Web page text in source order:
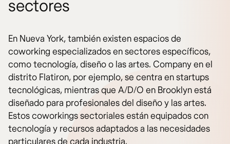
sectores
En Nueva York, también existen espacios de
coworking especializados en sectores específicos,
como tecnología, diseño o las artes. Company en el
distrito Flatiron, por ejemplo, se centra en startups
tecnológicas, mientras que A/D/O en Brooklyn está
diseñado para profesionales del diseño y las artes.
Estos coworkings sectoriales están equipados con
tecnología y recursos adaptados a las necesidades